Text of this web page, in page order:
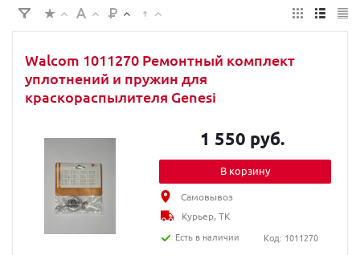
Walcom 1011270 Ремонтный комплект
уплотнений и пружин для
краскораспылителя Genesi
1 550 руб.
В корзину
Самовывоз
Курьер, ТК
Есть в наличии
Код: 1011270